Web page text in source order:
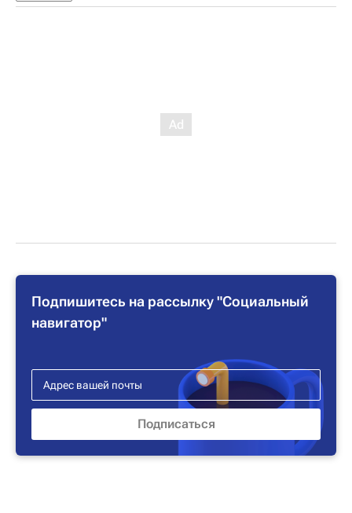
Подпишитесь на рассылку "Социальный
навигатор"